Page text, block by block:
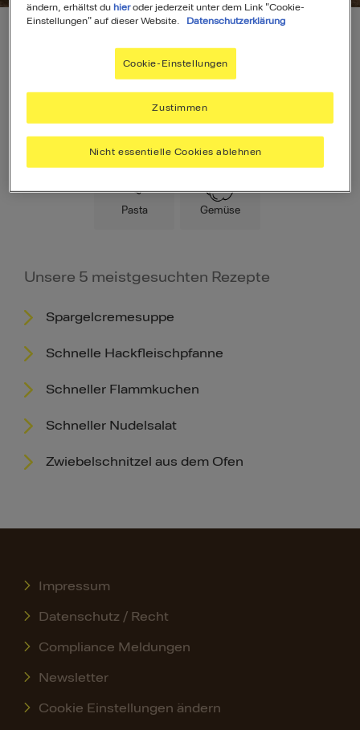
Hauptspeise Fleisch Low Carb
Pasta Gemüse
Unsere 5 meistgesuchten Rezepte
Spargelcremesuppe
Schnelle Hackfleischpfanne
Schneller Flammkuchen
Schneller Nudelsalat
Zwiebelschnitzel aus dem Ofen
Impressum
Datenschutz / Recht
Compliance Meldungen
Newsletter
Cookie Einstellungen ändern
ändern, erhältst duhieroder jederzeit unter dem Link "Cookie-
Einstellungen" auf dieser Website.
Datenschutzerklärung
Cookie-Einstellungen
Nicht essentielle Cookies ablehnen
Zustimmen